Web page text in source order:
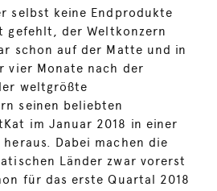
selbst keine Endprodukte
gefehlt, der Weltkonzern
schon auf der Matte und in
vier Monate nach der
weltgrößte
seinen beliebten
im Januar 2018 in einer
Dabei machen die
Länder zwar vorerst
für das erste Quartal 2018